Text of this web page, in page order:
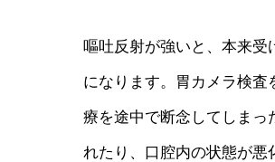
嘔吐反射が強いと、本来受
になります。胃カメラ検
療を途中で断念してしまっ
れたり、口腔内の状態が悪